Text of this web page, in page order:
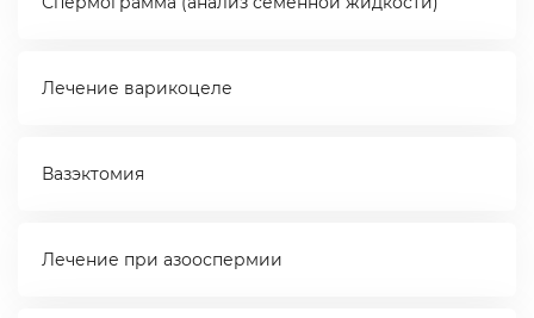
Лечение варикоцеле
Вазэктомия
Лечение при азооспермии